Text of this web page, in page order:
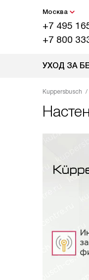
Москва
+7 495
+7 800
УХОД ЗА
Kuppersbusch